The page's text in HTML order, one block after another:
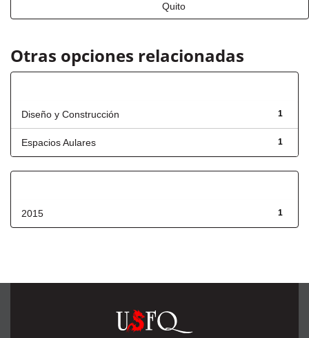
Quito
Otras opciones relacionadas
1
Diseño y Construcción
1
Espacios Aulares
1
2015